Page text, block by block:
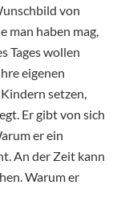
von
man haben mag,
Tages wollen
eigenen
setzen,
Er gibt von sich
er ein
An der Zeit kann
Warum er